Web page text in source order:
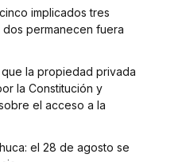
implicados tres
permanecen fuera
la propiedad privada
la Constitución y
el acceso a la
el 28 de agosto se